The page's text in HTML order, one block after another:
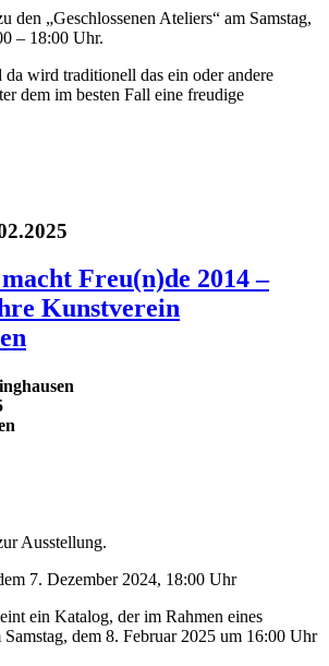
den „Geschlossenen Ateliers“ am Samstag,
– 18:00 Uhr.
wird traditionell das ein oder andere
dem im besten Fall eine freudige
Freu(n)de 2014 –
Kunstverein
Ausstellung.
7. Dezember 2024, 18:00 Uhr
ein Katalog, der im Rahmen eines
Samstag, dem 8. Februar 2025 um 16:00 Uhr